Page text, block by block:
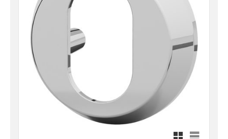
Rutnätsvy
Listvy